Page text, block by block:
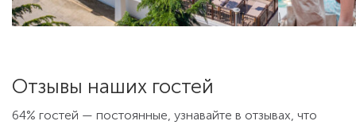
Отзывы наших гостей
64% гостей — постоянные, узнавайте в отзывах, что